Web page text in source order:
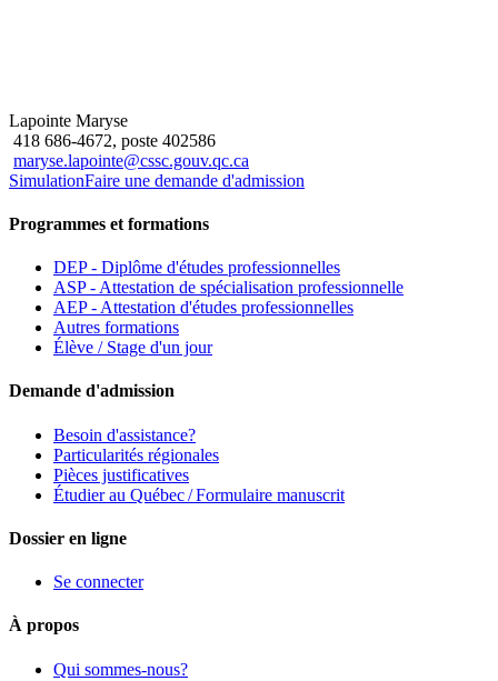
Lapointe Maryse
418 686-4672, poste 402586
maryse.lapointe@cssc.gouv.qc.ca
SimulationFaire une demande d'admission
Programmes et formations
DEP - Diplôme d'études professionnelles
ASP - Attestation de spécialisation professionnelle
AEP - Attestation d'études professionnelles
Autres formations
Élève / Stage d'un jour
Demande d'admission
Besoin d'assistance?
Particularités régionales
Pièces justificatives
Étudier au Québec / Formulaire manuscrit
Dossier en ligne
Se connecter
À propos
Qui sommes-nous?